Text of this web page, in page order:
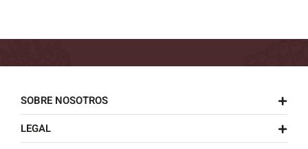
SOBRE NOSOTROS
LEGAL